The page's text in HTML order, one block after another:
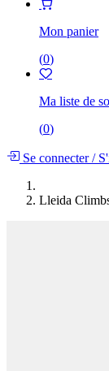
Mon panier
(0)
Ma liste de
(0)
Se connecter/
Lleida